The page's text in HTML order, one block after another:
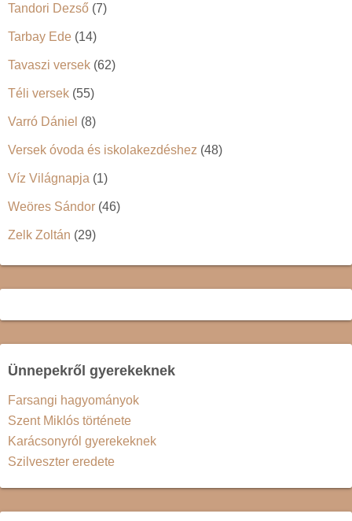
Tandori Dezső (7)
Tarbay Ede (14)
Tavaszi versek (62)
Téli versek (55)
Varró Dániel (8)
Versek óvoda és iskolakezdéshez (48)
Víz Világnapja (1)
Weöres Sándor (46)
Zelk Zoltán (29)
Ünnepekről gyerekeknek
Farsangi hagyományok
Szent Miklós története
Karácsonyról gyerekeknek
Szilveszter eredete